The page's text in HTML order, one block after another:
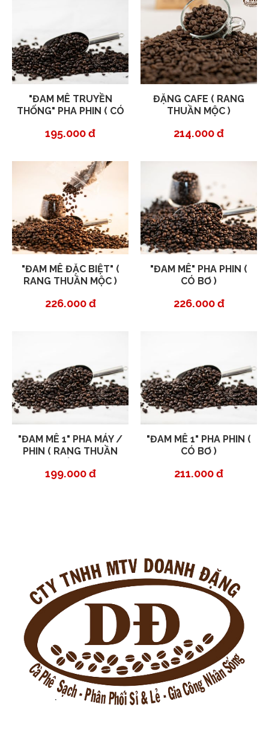
"ĐAM MÊ TRUYỀN
THỐNG" PHA PHIN ( CÓ
195.000 đ
ĐẶNG CAFE ( RANG
THUẦN MỘC )
214.000 đ
"ĐAM MÊ ĐẶC BIỆT" (
RANG THUẦN MỘC )
226.000 đ
"ĐAM MÊ" PHA PHIN (
CÓ BƠ )
226.000 đ
"ĐAM MÊ 1" PHA MÁY /
PHIN ( RANG THUẦN
199.000 đ
"ĐAM MÊ 1" PHA PHIN (
CÓ BƠ )
211.000 đ